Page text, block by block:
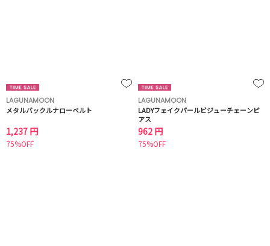
LAGUNAMOON
メタルバックルナローベルト
1,237 円
75%OFF
LAGUNAMOON
LADYフェイクパールビジューチェーンピ
アス
962 円
75%OFF